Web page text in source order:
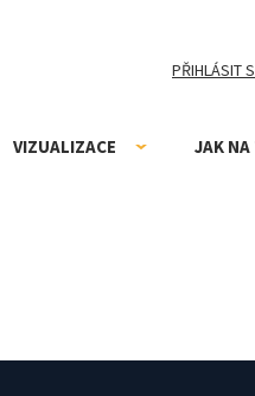
PŘIHLÁSIT
VIZUALIZACE JAK NA